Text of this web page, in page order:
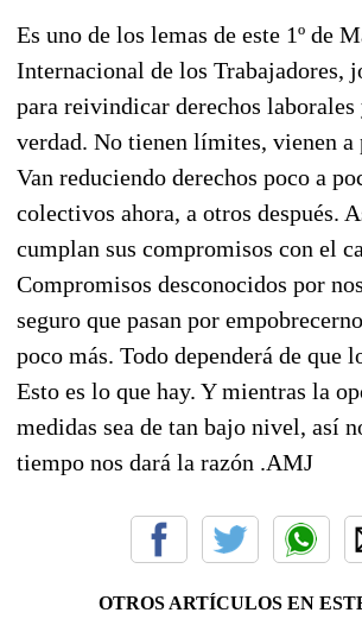
Es uno de los lemas de este 1º de
Internacional de los Trabajadores,
para reivindicar derechos laborales
verdad. No tienen límites, vienen a
Van reduciendo derechos poco a
colectivos ahora, a otros después.
cumplan sus compromisos con el
Compromisos desconocidos por
seguro que pasan por
poco más. Todo dependerá de que
Esto es lo que hay. Y mientras la
medidas sea de tan bajo nivel, así
tiempo nos dará la razón .AMJ
OTROS ARTÍCULOS EN